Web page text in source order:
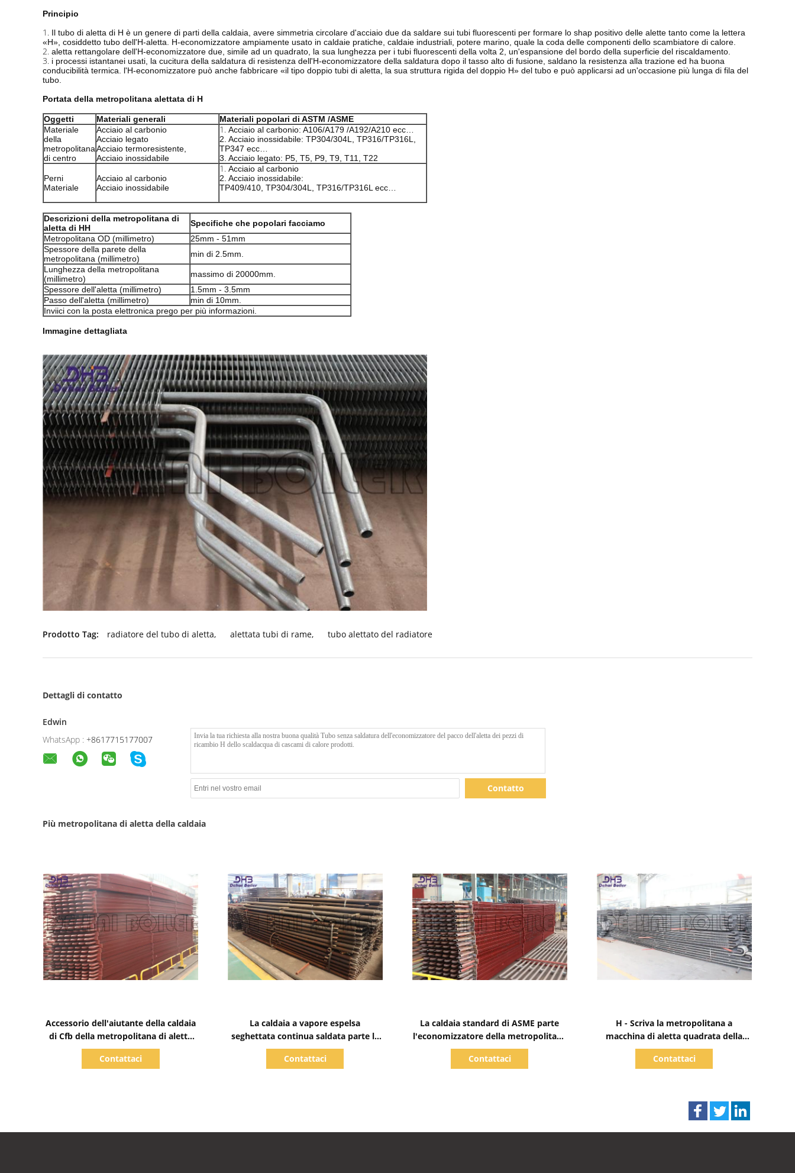
Principio
1. Il tubo di aletta di H è un genere di parti della caldaia, avere simmetria circolare d'acciaio due da saldare sui tubi fluorescenti per formare lo shap positivo delle alette tanto come la lettera
«H», cosiddetto tubo dell'H-aletta. H-economizzatore ampiamente usato in caldaie pratiche, caldaie industriali, potere marino, quale la coda delle componenti dello scambiatore di calore.
2. aletta rettangolare dell'H-economizzatore due, simile ad un quadrato, la sua lunghezza per i tubi fluorescenti della volta 2, un'espansione del bordo della superficie del riscaldamento.
3. i processi istantanei usati, la cucitura della saldatura di resistenza dell'H-economizzatore della saldatura dopo il tasso alto di fusione, saldano la resistenza alla trazione ed ha buona
conducibilità termica. l'H-economizzatore può anche fabbricare «il tipo doppio tubi di aletta, la sua struttura rigida del doppio H» del tubo e può applicarsi ad un'occasione più lunga di fila del
tubo.
Portata della metropolitana alettata di H
Oggetti Materiali generali
Materiali popolari di ASTM /ASME
Materiale
della
metropolitana
di centro
Acciaio al carbonio
Acciaio legato
Acciaio termoresistente,
Acciaio inossidabile
1. Acciaio al carbonio: A106/A179 /A192/A210 ecc…
2. Acciaio inossidabile: TP304/304L, TP316/TP316L,
TP347 ecc…
3. Acciaio legato: P5, T5, P9, T9, T11, T22
Perni
Materiale
Acciaio al carbonio
Acciaio inossidabile
1. Acciaio al carbonio
2. Acciaio inossidabile:
TP409/410, TP304/304L, TP316/TP316L ecc…
Descrizioni della metropolitana di
aletta di HH
Specifiche che popolari facciamo
Metropolitana OD (millimetro)
25mm - 51mm
Spessore della parete della
metropolitana (millimetro)
min di 2.5mm.
Lunghezza della metropolitana
(millimetro)
massimo di 20000mm.
Spessore dell'aletta (millimetro)
1.5mm - 3.5mm
Passo dell'aletta (millimetro)
min di 10mm.
Inviici con la posta elettronica prego per più informazioni.
Immagine dettagliata
Prodotto Tag: radiatore del tubo di aletta, alettata tubi di rame, tubo alettato del radiatore
Dettagli di contatto
Edwin
WhatsApp : +8617715177007
Contatto
Più metropolitana di aletta della caldaia
Accessorio dell'aiutante della caldaia
di Cfb della metropolitana di aletta
della caldaia del doppio H della
centrale elettrica da 300 Mw
Contattaci
La caldaia a vapore espelsa
seghettata continua saldata parte la
metropolitana di aletta
dell'economizzatore
Contattaci
La caldaia standard di ASME parte
l'economizzatore della metropolitana
di aletta di H per la caldaia a vapore
infornata carbone
Contattaci
H - Scriva la metropolitana a
macchina di aletta quadrata della
caldaia comprendono
l'economizzatore per i pezzi di
Contattaci